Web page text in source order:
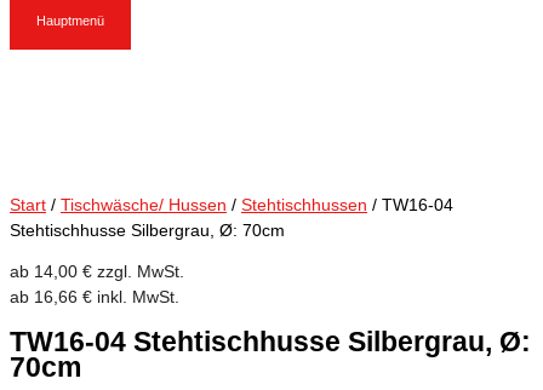
Hauptmenü
Start / Tischwäsche/ Hussen / Stehtischhussen / TW16-04
Stehtischhusse Silbergrau, Ø: 70cm
ab 14,00 € zzgl. MwSt.
ab 16,66 € inkl. MwSt.
TW16-04 Stehtischhusse Silbergrau, Ø:
70cm